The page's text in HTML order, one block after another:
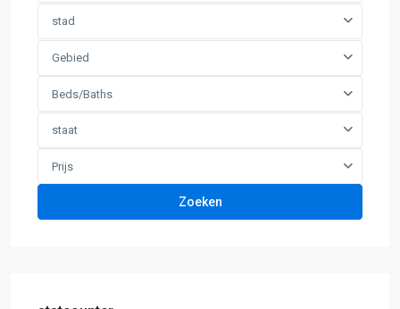
stad
Gebied
Beds/Baths
staat
Prijs
Zoeken